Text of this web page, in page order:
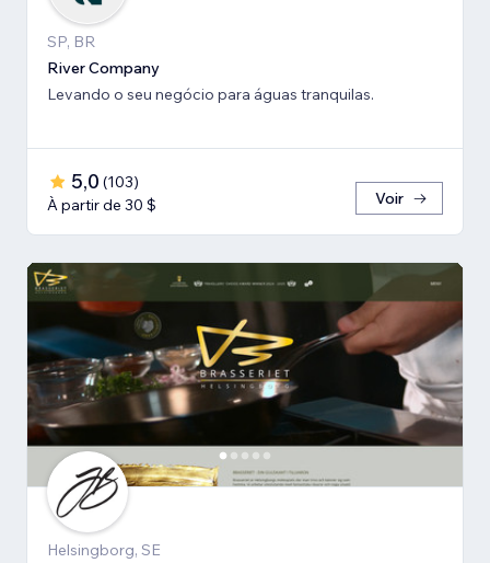
SP, BR
River Company
Levando o seu negócio para águas tranquilas.
5,0 (103)
À partir de 30 $
Voir
Helsingborg, SE